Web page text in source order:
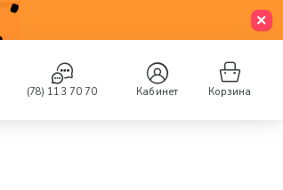
(78) 113 70 70 Кабинет Корзина